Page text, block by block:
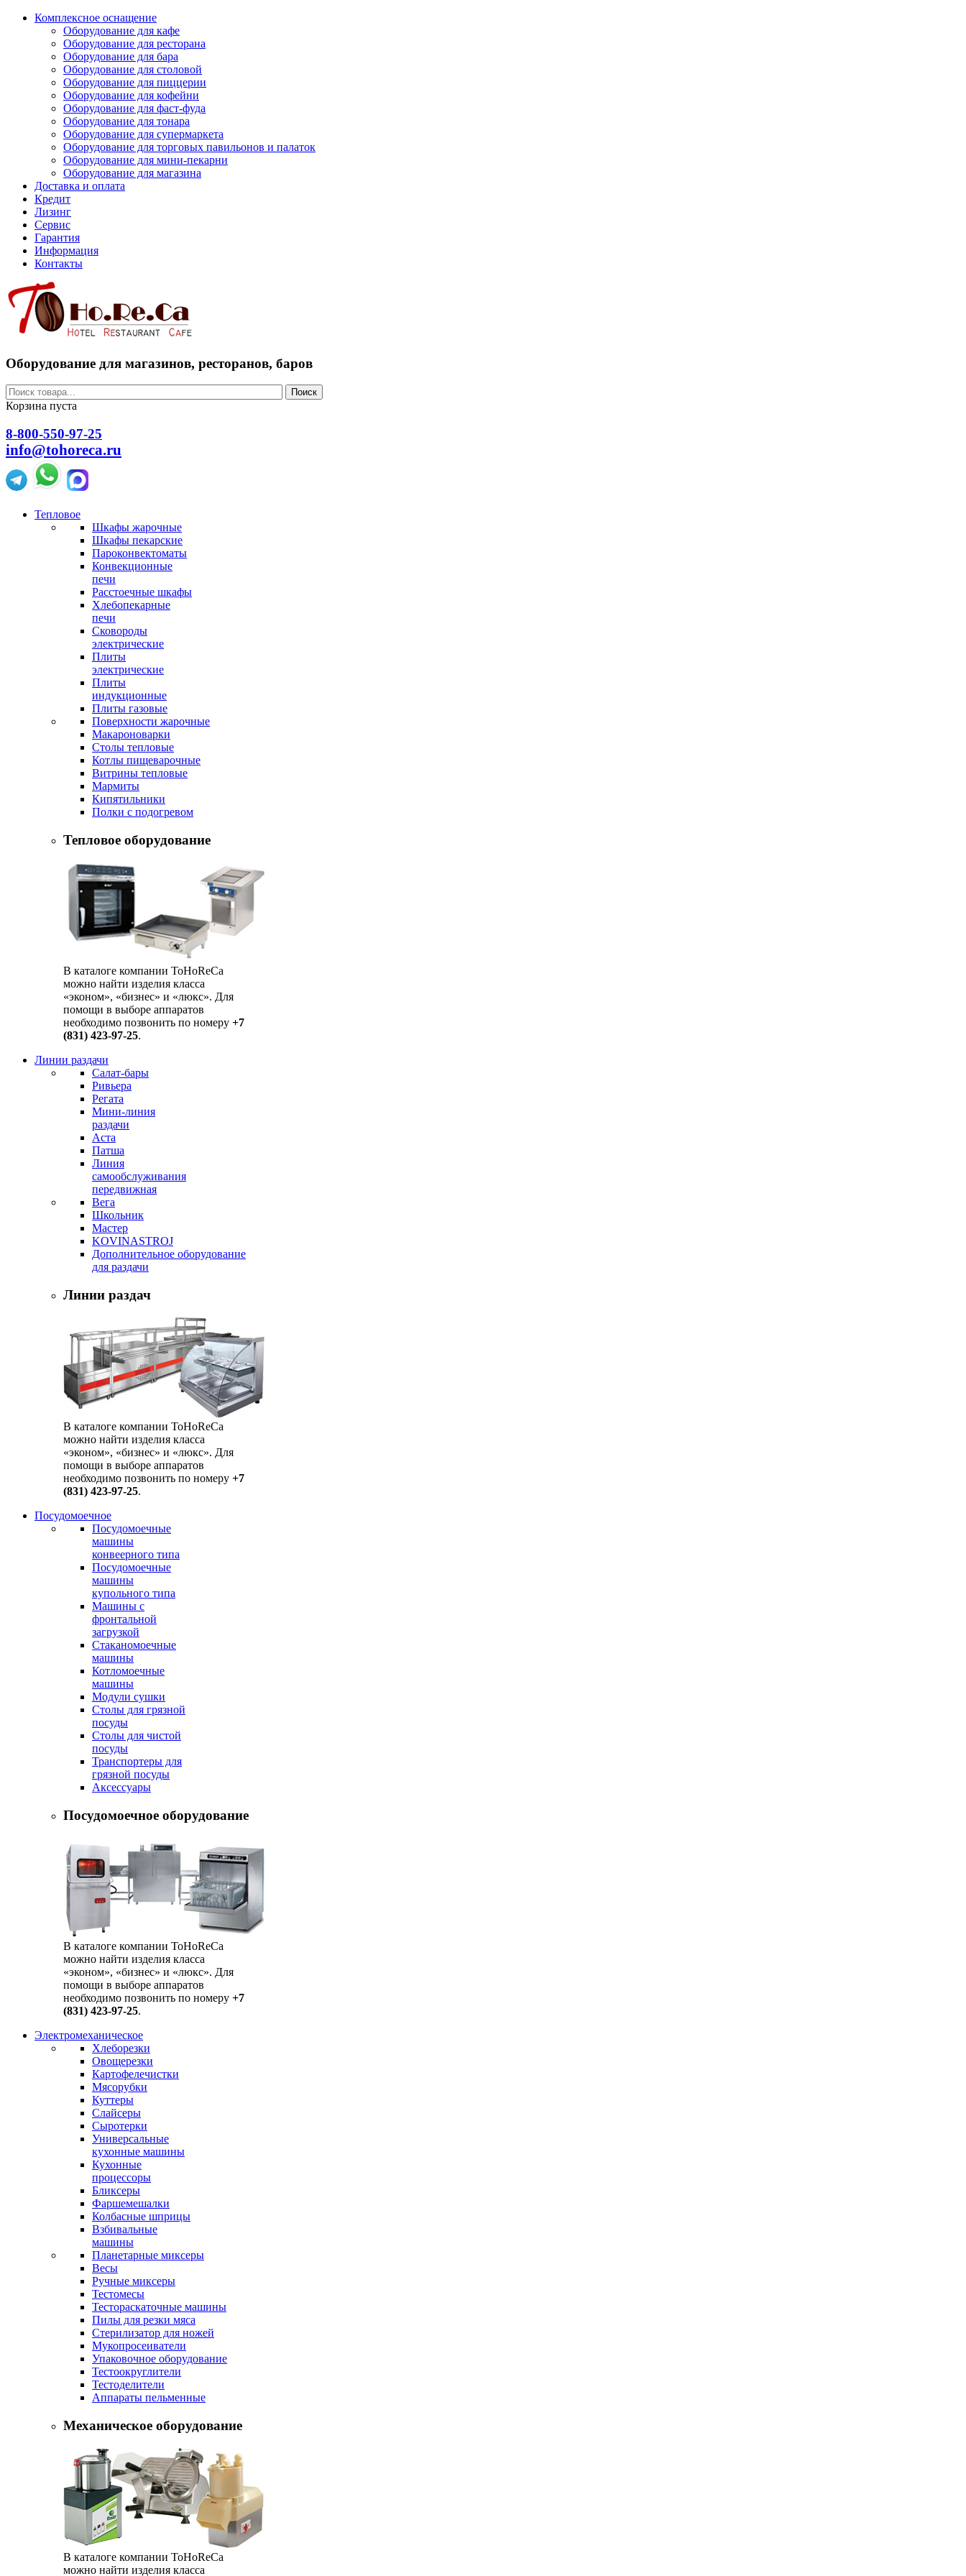
Комплексное оснащение
Оборудование для кафе
Оборудование для ресторана
Оборудование для бара
Оборудование для столовой
Оборудование для пиццерии
Оборудование для кофейни
Оборудование для фаст-фуда
Оборудование для тонара
Оборудование для супермаркета
Оборудование для торговых павильонов и палаток
Оборудование для мини-пекарни
Оборудование для магазина
Доставка и оплата
Кредит
Лизинг
Сервис
Гарантия
Информация
Контакты
Оборудование для магазинов, ресторанов, баров
Поиск
Корзина пуста
8-800-550-97-25
info@tohoreca.ru
Тепловое
Шкафы жарочные
Шкафы пекарские
Пароконвектоматы
Конвекционные
печи
Расстоечные шкафы
Хлебопекарные
печи
Сковороды
электрические
Плиты
электрические
Плиты
индукционные
Плиты газовые
Поверхности жарочные
Макароноварки
Столы тепловые
Котлы пищеварочные
Витрины тепловые
Мармиты
Кипятильники
Полки с подогревом
Тепловое оборудование
В каталоге компании ToHoReCa
можно найти изделия класса
«эконом», «бизнес» и «люкс». Для
помощи в выборе аппаратов
необходимо позвонить по номеру +7
(831) 423-97-25.
Линии раздачи
Салат-бары
Ривьера
Регата
Мини-линия
раздачи
Аста
Патша
Линия
самообслуживания
передвижная
Вега
Школьник
Мастер
KOVINASTROJ
Дополнительное оборудование
для раздачи
Линии раздач
В каталоге компании ToHoReCa
можно найти изделия класса
«эконом», «бизнес» и «люкс». Для
помощи в выборе аппаратов
необходимо позвонить по номеру +7
(831) 423-97-25.
Посудомоечное
Посудомоечные
машины
конвеерного типа
Посудомоечные
машины
купольного типа
Машины с
фронтальной
загрузкой
Стаканомоечные
машины
Котломоечные
машины
Модули сушки
Столы для грязной
посуды
Столы для чистой
посуды
Транспортеры для
грязной посуды
Аксессуары
Посудомоечное оборудование
В каталоге компании ToHoReCa
можно найти изделия класса
«эконом», «бизнес» и «люкс». Для
помощи в выборе аппаратов
необходимо позвонить по номеру +7
(831) 423-97-25.
Электромеханическое
Хлеборезки
Овощерезки
Картофелечистки
Мясорубки
Куттеры
Слайсеры
Сыротерки
Универсальные
кухонные машины
Кухонные
процессоры
Бликсеры
Фаршемешалки
Колбасные шприцы
Взбивальные
машины
Планетарные миксеры
Весы
Ручные миксеры
Тестомесы
Тестораскаточные машины
Пилы для резки мяса
Стерилизатор для ножей
Мукопросеиватели
Упаковочное оборудование
Тестоокруглители
Тестоделители
Аппараты пельменные
Механическое оборудование
В каталоге компании ToHoReCa
можно найти изделия класса